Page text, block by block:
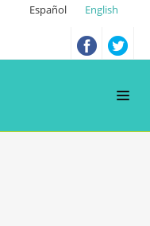
Español English